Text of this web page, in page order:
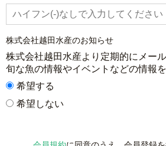
株式会社越田水産のお知らせ
株式会社越田水産より定期的にメール
旬な魚の情報やイベントなどの情報
希望する
希望しない